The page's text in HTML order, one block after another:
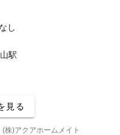
なし
駅
見る
)アクアホームメイト